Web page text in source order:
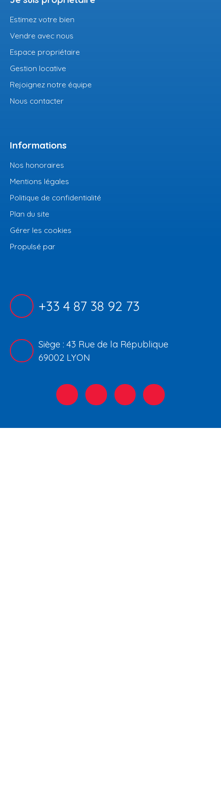
Estimez votre bien
Vendre avec nous
Espace propriétaire
Gestion locative
Rejoignez notre équipe
Nous contacter
Informations
Nos honoraires
Mentions légales
Politique de confidentialité
Plan du site
Gérer les cookies
Propulsé par
+33 4 87 38 92 73
Siège : 43 Rue de la République
69002 LYON